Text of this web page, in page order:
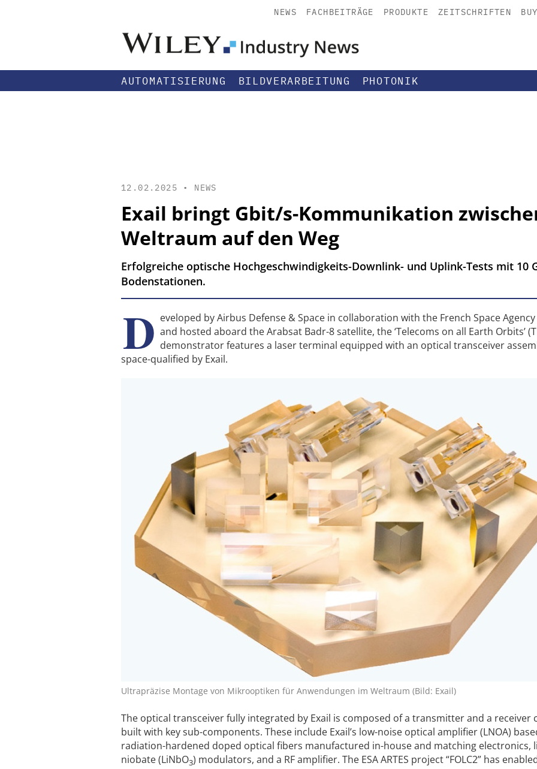
NEWS FACHBEITRÄGE PRODUKTE ZEITSCHRIFTEN
AUTOMATISIERUNG BILDVERARBEITUNG PHOTONIK
12.02.2025 • NEWS
Exail bringt Gbit/s-Kommunikation
Weltraum auf den Weg
Erfolgreiche optische Hochgeschwindigkeits-Downlink- und Uplink-Tests mit 10
Bodenstationen.
D eveloped by Airbus Defense & Space in collaboration with the French Space Agency
and hosted aboard the Arabsat Badr-8 satellite, the ‘Telecoms on all Earth Orbits’
demonstrator features a laser terminal equipped with an optical transceiver
space-qualified by Exail.
Ultrapräzise Montage von Mikrooptiken für Anwendungen im Weltraum (Bild: Exail)
The optical transceiver fully integrated by Exail is composed of a transmitter and a receiver
built with key sub-components. These include Exail’s low-noise optical amplifier (LNOA)
radiation-hardened doped optical fibers manufactured in-house and matching electronics,
niobate (LiNbO3) modulators, and a RF amplifier. The ESA ARTES project “FOLC2” has